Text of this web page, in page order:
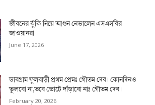
জীবনের ঝুঁকি নিয়ে আগুন নেভালেন এসএসবির
জাওয়ানরা
June 17, 2026
ডাবগ্রাম ফুলবাড়ী প্রথম প্রেমঃ গৌতম দেব। কোনদিনও
ভুলবো না,তবে ভোটে দাঁড়াবো নাঃ গৌতম দেব।
February 20, 2026